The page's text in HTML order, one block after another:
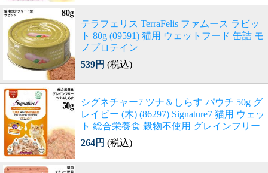
テラフェリス TerraFelis ファムース ラビッ
ト 80g (09591) 猫用 ウェットフード 缶詰 モ
ノプロテイン
539円 (税込)
シグネチャー7 ツナ＆しらす パウチ 50g グ
レイビー (木) (86297) Signature7 猫用 ウェッ
ト 総合栄養食 穀物不使用 グレインフリー
264円 (税込)